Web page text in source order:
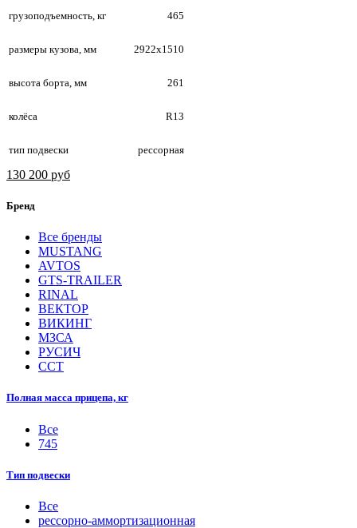
грузоподъемность, кг 465
размеры кузова, мм 2922х1510
высота борта, мм 261
колёса R13
тип подвески рессорная
130 200 руб
Бренд
Все бренды
MUSTANG
AVTOS
GTS-TRAILER
RINAL
ВЕКТОР
ВИКИНГ
МЗСА
РУСИЧ
ССТ
Полная масса прицепа, кг
Все
745
Тип подвески
Все
рессорно-аммортизационная